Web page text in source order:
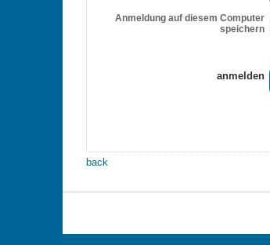
Anmeldung auf diesem Computer
speichern
anmelden
back